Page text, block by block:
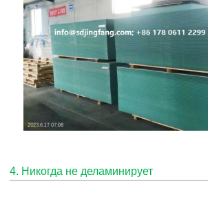
4. Никогда не деламинирует